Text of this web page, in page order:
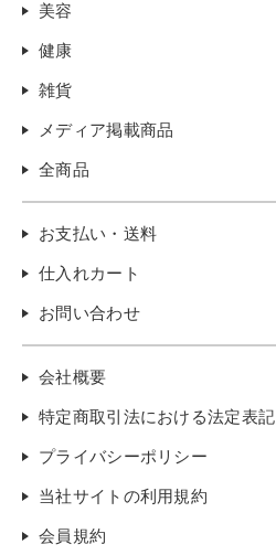
美容
健康
雑貨
メディア掲載商品
全商品
お支払い・送料
仕入れカート
お問い合わせ
会社概要
特定商取引法における法定表記
プライバシーポリシー
当社サイトの利用規約
会員規約